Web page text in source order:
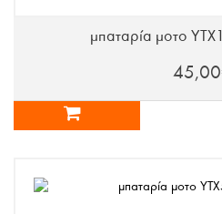
μπαταρία μοτο